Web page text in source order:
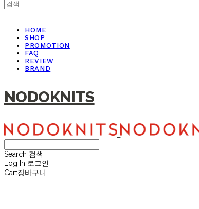
HOME
SHOP
PROMOTION
FAQ
REVIEW
BRAND
NODOKNITS
Search 검색
Log In 로그인
Cart장바구니